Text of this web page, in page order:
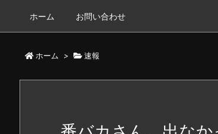
ホーム お問い合わせ
ホーム > 速報